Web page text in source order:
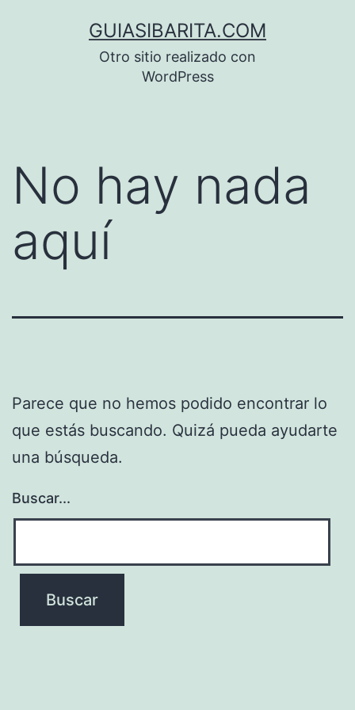
GUIASIBARITA.COM
Otro sitio realizado con
WordPress
No hay nada
aquí
Parece que no hemos podido encontrar lo
que estás buscando. Quizá pueda ayudarte
una búsqueda.
Buscar...